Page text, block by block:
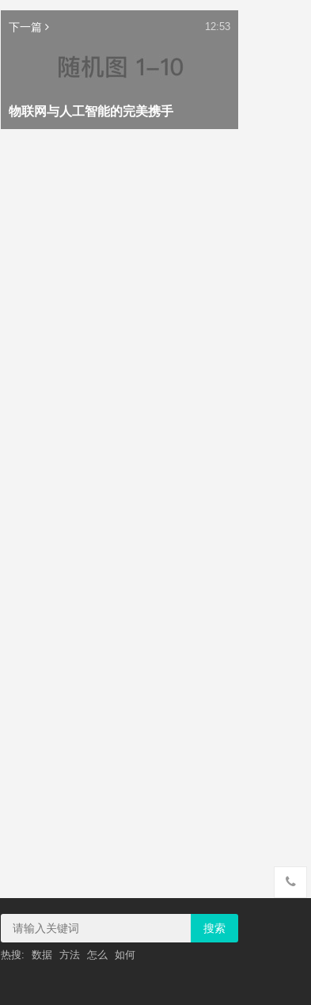
下一篇
物联网与人工智能的完美携手
12:53
搜索
热搜: 数据 方法 怎么 如何